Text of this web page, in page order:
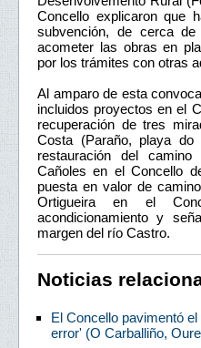
Concello explicaron que
subvención, de cerca
acometer las obras en
por los trámites con otras
Al amparo de esta
incluidos proyectos en el
recuperación de tres
Costa (Paraño, playa
restauración del
Cañoles en el Concello
puesta en valor de
Ortigueira en el
acondicionamiento y
margen del río Castro.
Noticias
El Concello pavimentó
error' (O Carballiño,